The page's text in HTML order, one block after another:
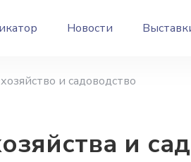
Новости
и садоводство
и